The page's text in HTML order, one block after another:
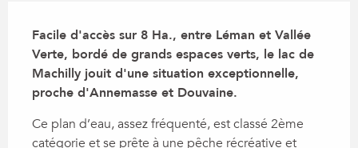
Facile d'accès sur 8 Ha., entre Léman et Vallée
Verte, bordé de grands espaces verts, le lac de
Machilly jouit d'une situation exceptionnelle,
proche d'Annemasse et Douvaine.
Ce plan d’eau, assez fréquenté, est classé 2ème
catégorie et se prête à une pêche récréative et